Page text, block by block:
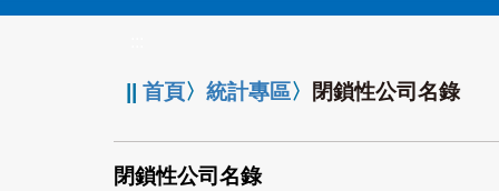
||首頁〉統計專區〉 閉鎖性公司名錄
閉鎖性公司名錄